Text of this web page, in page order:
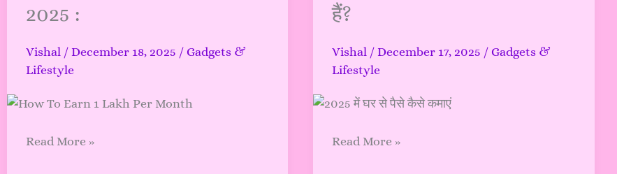
2025 :
Vishal / December 18, 2025 / Gadgets &
Lifestyle
1
Per
Month?
जानकारी
में
Read More »
हैं?
Vishal / December 17, 2025 / Gadgets &
Lifestyle
से
कैसे
कमाएं?
आप
तरीकों
Read More »